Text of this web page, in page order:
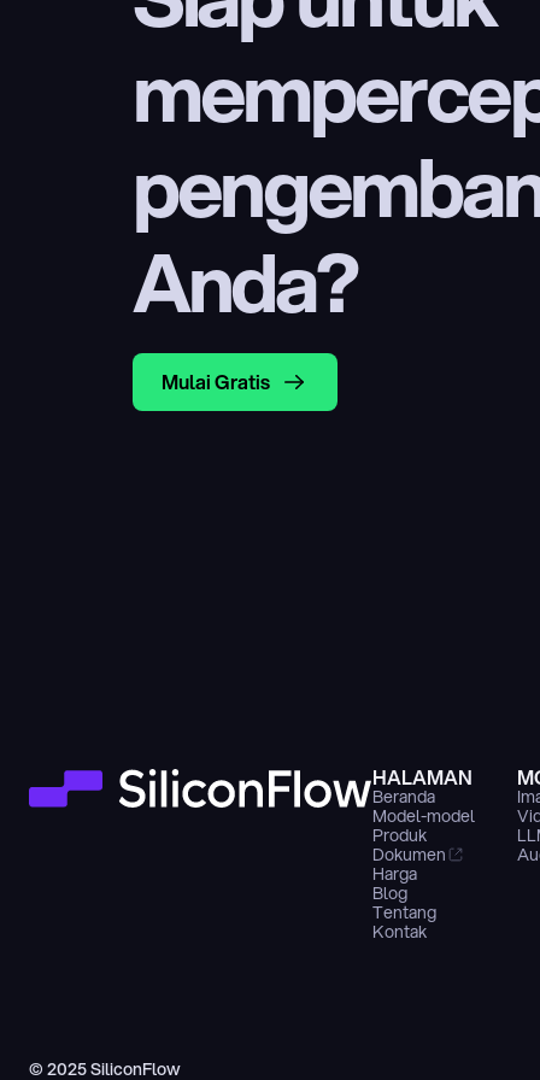
Anda?
Mulai Gratis
HALAMAN
Beranda
Model-model
Produk
Dokumen
Harga
Blog
Tentang
Kontak
© 2025 SiliconFlow